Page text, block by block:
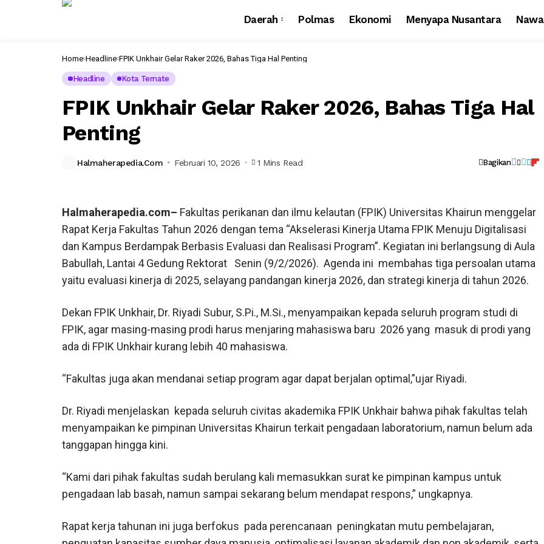
Daerah Polmas Ekonomi Menyapa Nusantara
Home Headline FPIK Unkhair Gelar Raker 2026, Bahas Tiga Hal Penting
Headline Kota Ternate
FPIK Unkhair Gelar Raker 2026, Bahas Tiga Hal
Penting
Halmaherapedia.com Februari 10, 2026 1 Mins Read Bagikan
Rapat
Kerja
Unkhair
yang
pada
Senin
Halmaherapedia.com– Fakultas perikanan dan ilmu kelautan (FPIK) Universitas Khairun menggelar
Rapat Kerja Fakultas Tahun 2026 dengan tema “Akselerasi Kinerja Utama FPIK Menuju Digitalisasi
dan Kampus Berdampak Berbasis Evaluasi dan Realisasi Program”. Kegiatan ini berlangsung di Aula
Babullah, Lantai 4 Gedung Rektorat Senin (9/2/2026). Agenda ini membahas tiga persoalan utama
yaitu evaluasi kinerja di 2025, selayang pandangan kinerja 2026, dan strategi kinerja di tahun 2026.
Dekan FPIK Unkhair, Dr. Riyadi Subur, S.Pi., M.Si., menyampaikan kepada seluruh program studi di
FPIK, agar masing-masing prodi harus menjaring mahasiswa baru 2026 yang masuk di prodi yang
ada di FPIK Unkhair kurang lebih 40 mahasiswa.
“Fakultas juga akan mendanai setiap program agar dapat berjalan optimal,”ujar Riyadi.
Dr. Riyadi menjelaskan kepada seluruh civitas akademika FPIK Unkhair bahwa pihak fakultas telah
menyampaikan ke pimpinan Universitas Khairun terkait pengadaan laboratorium, namun belum ada
tanggapan hingga kini.
“Kami dari pihak fakultas sudah berulang kali memasukkan surat ke pimpinan kampus untuk
pengadaan lab basah, namun sampai sekarang belum mendapat respons,” ungkapnya.
Rapat kerja tahunan ini juga berfokus pada perencanaan peningkatan mutu pembelajaran,